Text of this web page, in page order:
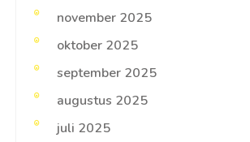
november 2025
oktober 2025
september 2025
augustus 2025
juli 2025